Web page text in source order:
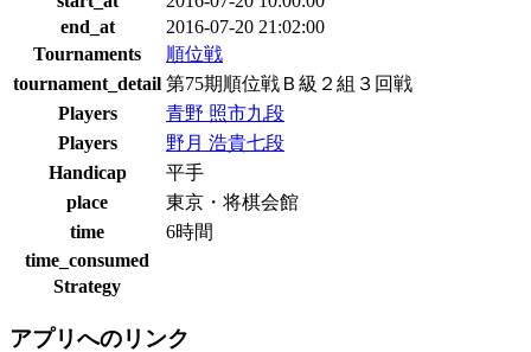
end_at
2016-07-20 21:02:00
Tournaments
順位戦
tournament_detail 第75期順位戦Ｂ級２組３回戦
Players
青野 照市九段
Players
野月 浩貴七段
Handicap
平手
place
東京・将棋会館
time
6時間
time_consumed
Strategy
アプリへのリンク